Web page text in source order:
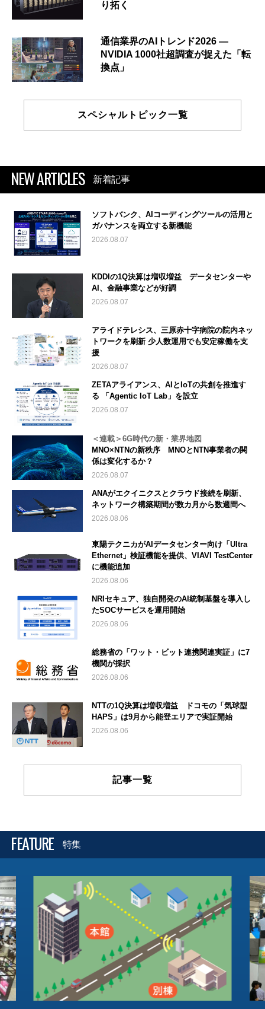
り拓く
通信業界のAIトレンド2026 ―
NVIDIA 1000社超調査が捉えた「転
換点」
スペシャルトピック一覧
NEW ARTICLES 新着記事
ソフトバンク、AIコーディングツールの活用と
ガバナンスを両立する新機能
2026.08.07
KDDIの1Q決算は増収増益 データセンターや
AI、金融事業などが好調
2026.08.07
アライドテレシス、三原赤十字病院の院内ネッ
トワークを刷新 少人数運用でも安定稼働を支
援
2026.08.07
ZETAアライアンス、AIとIoTの共創を推進す
る 「Agentic IoT Lab」を設立
2026.08.07
＜連載＞6G時代の新・業界地図
MNO×NTNの新秩序 MNOとNTN事業者の関
係は変化するか？
2026.08.07
ANAがエクイニクスとクラウド接続を刷新、
ネットワーク構築期間が数カ月から数週間へ
2026.08.06
東陽テクニカがAIデータセンター向け「Ultra
Ethernet」検証機能を提供、VIAVI TestCenter
に機能追加
2026.08.06
NRIセキュア、独自開発のAI統制基盤を導入し
たSOCサービスを運用開始
2026.08.06
総務省の「ワット・ビット連携関連実証」に7
機関が採択
2026.08.06
NTTの1Q決算は増収増益 ドコモの「気球型
HAPS」は9月から能登エリアで実証開始
2026.08.06
記事一覧
FEATURE 特集